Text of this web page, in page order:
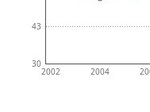
2002 2004
30
43